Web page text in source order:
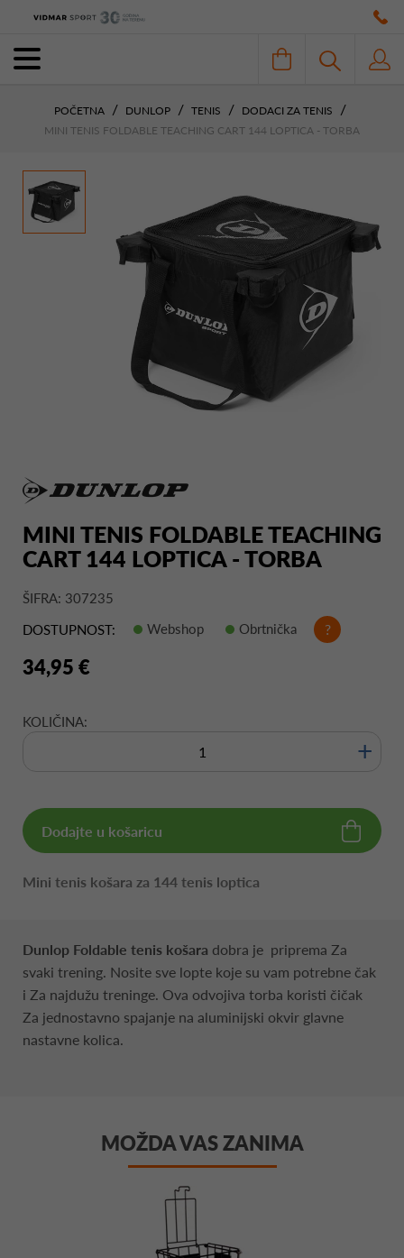
POČETNA DUNLOP TENIS
DODACI ZA TENIS
MINI TENIS FOLDABLE TEACHING CART 144 LOPTICA - TORBA
MINI TENIS FOLDABLE TEACHING
CART 144 LOPTICA - TORBA
ŠIFRA: 307235
DOSTUPNOST:
Webshop Obrtnička ?
34,95 €
KOLIČINA:
+
Dodajte u košaricu
Mini tenis košara za 144 tenis loptica
Dunlop Foldable tenis košara dobra je priprema Za
svaki trening. Nosite sve lopte koje su vam potrebne čak
i Za najdužu treninge. Ova odvojiva torba koristi čičak
Za jednostavno spajanje na aluminijski okvir glavne
nastavne kolica.
MOŽDA VAS ZANIMA